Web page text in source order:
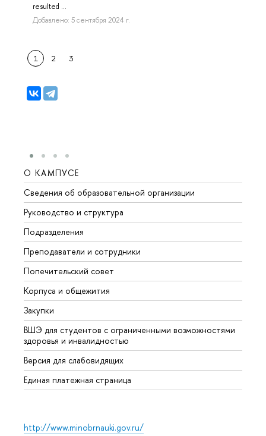
resulted ...
Добавлено: 5 сентября 2024 г.
1 2 3
О КАМПУСЕ
Сведения об образовательной организации
Руководство и структура
Подразделения
Преподаватели и сотрудники
Попечительский совет
Корпуса и общежития
Закупки
ВШЭ для студентов с ограниченными возможностями
здоровья и инвалидностью
Версия для слабовидящих
Единая платежная страница
http://www.minobrnauki.gov.ru/